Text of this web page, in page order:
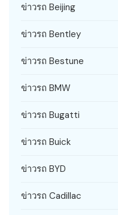
ข่าวรถ Beijing
ข่าวรถ Bentley
ข่าวรถ Bestune
ข่าวรถ BMW
ข่าวรถ Bugatti
ข่าวรถ Buick
ข่าวรถ BYD
ข่าวรถ Cadillac